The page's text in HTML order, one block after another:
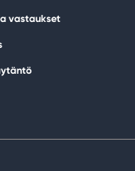
vastaukset